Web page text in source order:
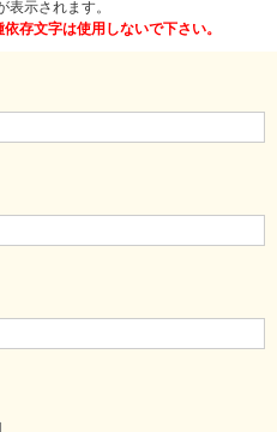
示されます。
存文字は使用しないで下さい。